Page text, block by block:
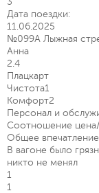
Дата поездки:
11.06.2025
№099А Лыжная
Анна
2.4
Плацкарт
Чистота1
Комфорт2
Персонал и
Соотношение цена/
Общее
В вагоне было
никто не менял
1
1